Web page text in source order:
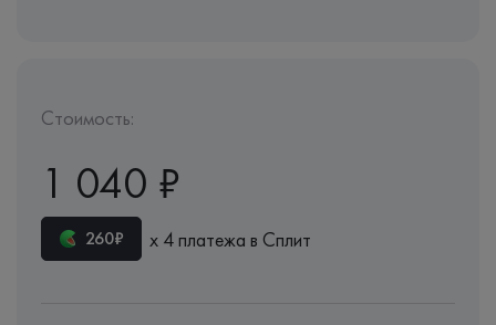
Стоимость:
1 040 ₽
260₽ х 4 платежа в Сплит